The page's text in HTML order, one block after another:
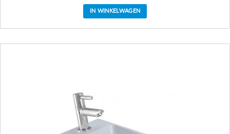
IN WINKELWAGEN